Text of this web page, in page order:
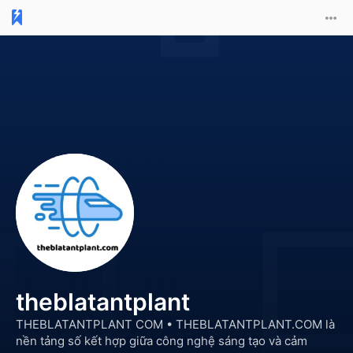
theblatantplant
THEBLATANTPLANT COM • THEBLATANTPLANT.COM là
nền tảng số kết hợp giữa công nghệ sáng tạo và cảm